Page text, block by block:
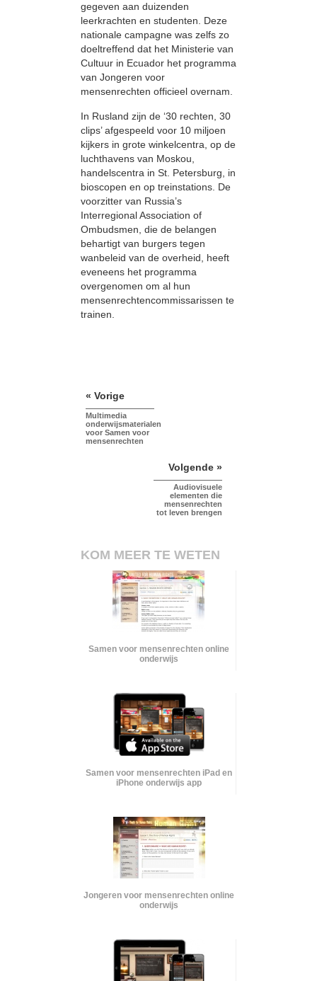
gegeven aan duizenden
leerkrachten en studenten. Deze
nationale campagne was zelfs zo
doeltreffend dat het Ministerie van
Cultuur in Ecuador het programma
van Jongeren voor
mensenrechten officieel overnam.
In Rusland zijn de ‘30 rechten, 30
clips’ afgespeeld voor 10 miljoen
kijkers in grote winkelcentra, op de
luchthavens van Moskou,
handelscentra in St. Petersburg, in
bioscopen en op treinstations. De
voorzitter van Russia’s
Interregional Association of
Ombudsmen, die de belangen
behartigt van burgers tegen
wanbeleid van de overheid, heeft
eveneens het programma
overgenomen om al hun
mensenrechtencommissarissen te
trainen.
« Vorige
Multimedia
onderwijsmaterialen
voor Samen voor
mensenrechten
Volgende »
Audiovisuele
elementen die
mensenrechten
tot leven brengen
KOM MEER TE WETEN
Samen voor mensenrechten online
onderwijs
Samen voor mensenrechten iPad en
iPhone onderwijs app
Jongeren voor mensenrechten online
onderwijs